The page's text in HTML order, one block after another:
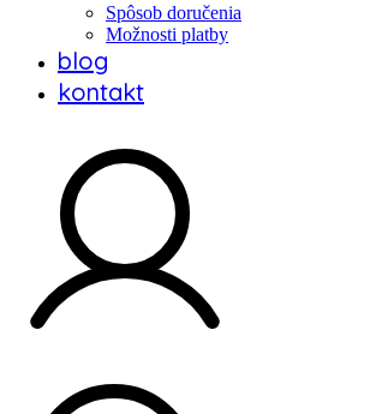
Spôsob doručenia
Možnosti platby
blog
kontakt